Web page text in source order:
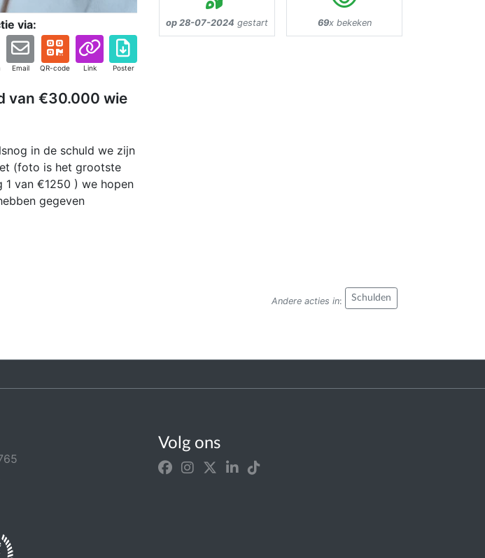
via:
Email QR-code Link Poster
van €30.000 wie
in de schuld we zijn
(foto is het grootste
1 van €1250 ) we hopen
gegeven
op 28-07-2024 gestart 69x bekeken
Andere acties in: Schulden
Volg ons